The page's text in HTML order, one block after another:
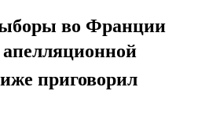
во Франции
приговорил